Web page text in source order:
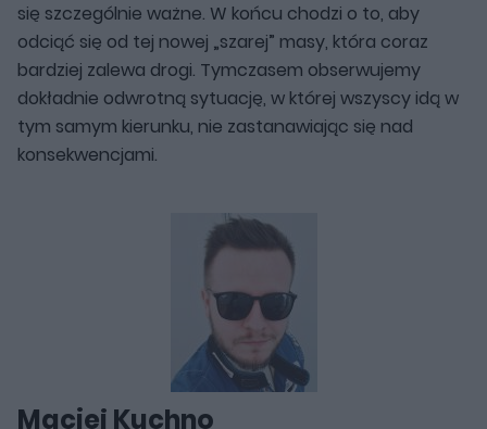
się szczególnie ważne. W końcu chodzi o to, aby
odciąć się od tej nowej „szarej” masy, która coraz
bardziej zalewa drogi. Tymczasem obserwujemy
dokładnie odwrotną sytuację, w której wszyscy idą w
tym samym kierunku, nie zastanawiając się nad
konsekwencjami.
Maciej Kuchno